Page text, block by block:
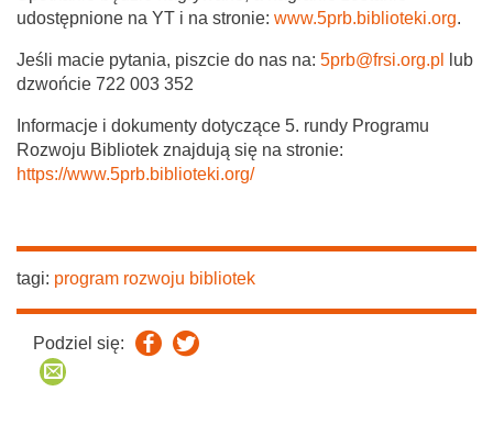
udostępnione na YT i na stronie: www.5prb.biblioteki.org.
Jeśli macie pytania, piszcie do nas na: 5prb@frsi.org.pl
lub
dzwońcie 722 003 352
Informacje i dokumenty dotyczące 5. rundy Programu
Rozwoju Bibliotek znajdują się na stronie:
https://www.5prb.biblioteki.org/
tagi: program rozwoju bibliotek
Podziel się: